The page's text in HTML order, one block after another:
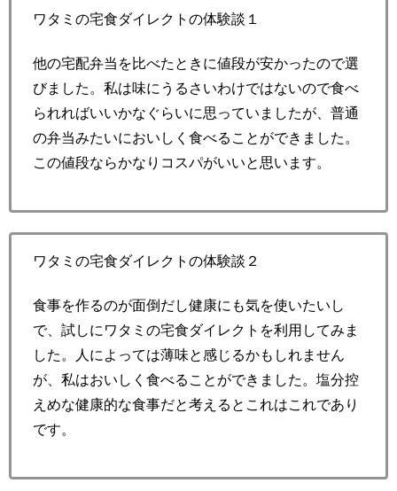
ワタミの宅食ダイレクトの体験談１
他の宅配弁当を比べたときに値段が安かったので選
びました。私は味にうるさいわけではないので食べ
られればいいかなぐらいに思っていましたが、普通
の弁当みたいにおいしく食べることができました。
この値段ならかなりコスパがいいと思います。
ワタミの宅食ダイレクトの体験談２
食事を作るのが面倒だし健康にも気を使いたいし
で、試しにワタミの宅食ダイレクトを利用してみま
した。人によっては薄味と感じるかもしれません
が、私はおいしく食べることができました。塩分控
えめな健康的な食事だと考えるとこれはこれであり
です。